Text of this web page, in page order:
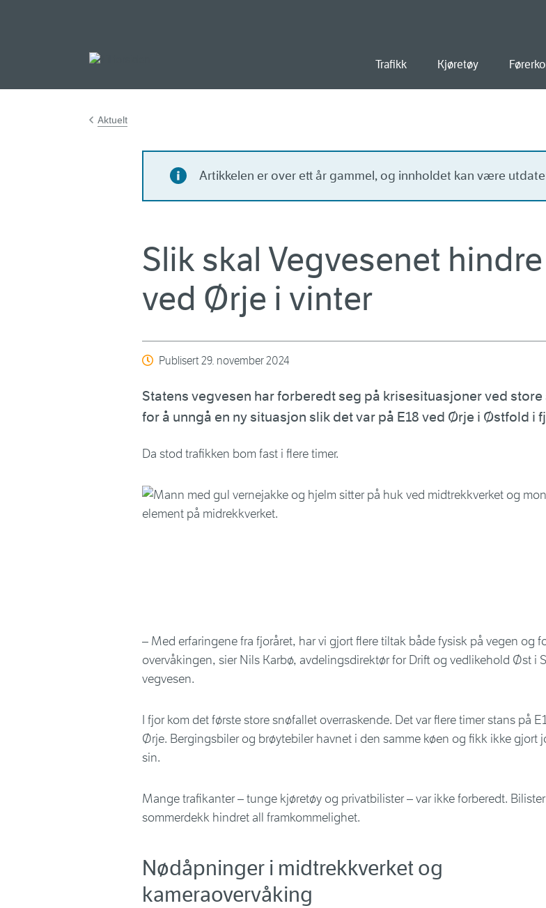
Trafikk Kjøretøy
Aktuelt
Artikkelen er over ett år gammel, og innholdet kan være
Slik skal Vegvesenet
ved Ørje i vinter
Publisert29. november 2024
Statens vegvesen har forberedt seg på krisesituasjoner ved
for å unngå en ny situasjon slik det var på E18 ved Ørje i Østfold i
Da stod trafikken bom fast i flere timer.
– Med erfaringene fra fjoråret, har vi gjort flere tiltak både fysisk på vegen og
overvåkingen, sier Nils Karbø, avdelingsdirektør for Drift og vedlikehold Øst i
vegvesen.
I fjor kom det første store snøfallet overraskende. Det var flere timer stans på
Ørje. Bergingsbiler og brøytebiler havnet i den samme køen og fikk ikke gjort
sin.
Mange trafikanter – tunge kjøretøy og privatbilister – var ikke forberedt.
sommerdekk hindret all framkommelighet.
Nødåpninger i midtrekkverket og
kameraovervåking